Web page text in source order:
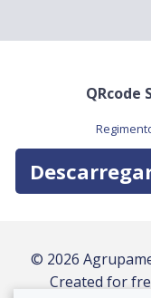
QRcode
© 2026
Created for